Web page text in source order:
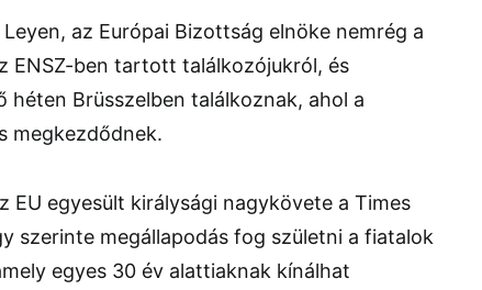
az Európai Bizottság elnöke nemrég a
ENSZ-ben tartott találkozójukról, és
héten Brüsszelben találkoznak, ahol a
megkezdődnek.
EU egyesült királysági nagykövete a Times
szerinte megállapodás fog születni a fiatalok
egyes 30 év alattiaknak kínálhat